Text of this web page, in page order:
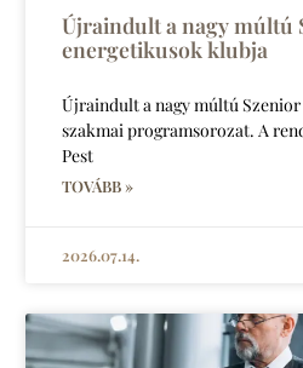
Újraindult a nagy múltú
energetikusok klubja
Újraindult a nagy múltú
szakmai programsorozat. A
Pest
TOVÁBB »
2026.07.14.